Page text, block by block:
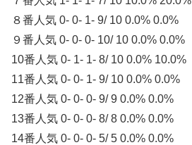
８番人気 0- 0- 1- 9/ 10 0.0% 0.0%
９番人気 0- 0- 0- 10/ 10 0.0% 0.0%
10番人気 0- 1- 1- 8/ 10 0.0% 10.0%
11番人気 0- 0- 1- 9/ 10 0.0% 0.0%
12番人気 0- 0- 0- 9/ 9 0.0% 0.0%
13番人気 0- 0- 0- 8/ 8 0.0% 0.0%
14番人気 0- 0- 0- 5/ 5 0.0% 0.0%